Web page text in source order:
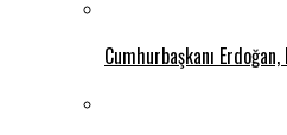
Cumhurbaşkanı